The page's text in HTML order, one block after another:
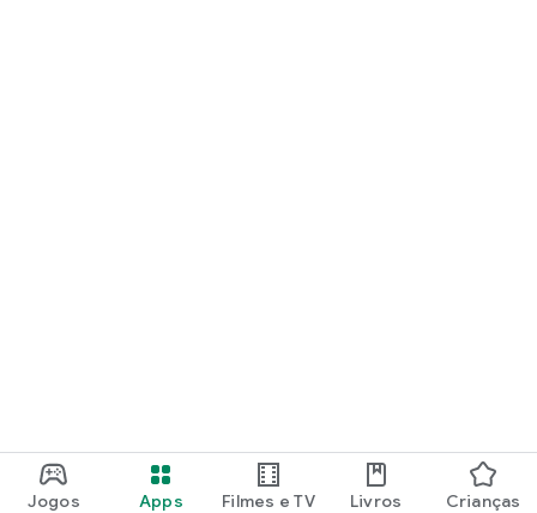
Jogos Apps Filmes e TV Livros Crianças